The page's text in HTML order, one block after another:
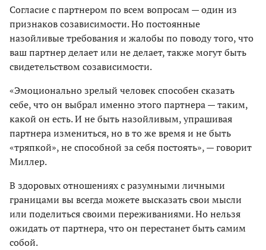
Согласие с партнером по всем вопросам — один из
признаков созависимости. Но постоянные
назойливые требования и жалобы по поводу того, что
ваш партнер делает или не делает, также могут быть
свидетельством созависимости.
«Эмоционально зрелый человек способен сказать
себе, что он выбрал именно этого партнера — таким,
какой он есть. И не быть назойливым, упрашивая
партнера измениться, но в то же время и не быть
«тряпкой», не способной за себя постоять», — говорит
Миллер.
В здоровых отношениях с разумными личными
границами вы всегда можете высказать свои мысли
или поделиться своими переживаниями. Но нельзя
ожидать от партнера, что он перестанет быть самим
собой.